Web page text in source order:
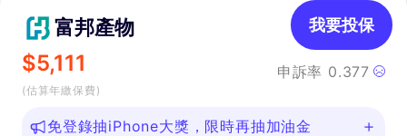
富邦產物
$5,111
(估算年繳保費)
申訴率 0.377
我要投保
免登錄抽iPhone大獎，限時再抽加油金